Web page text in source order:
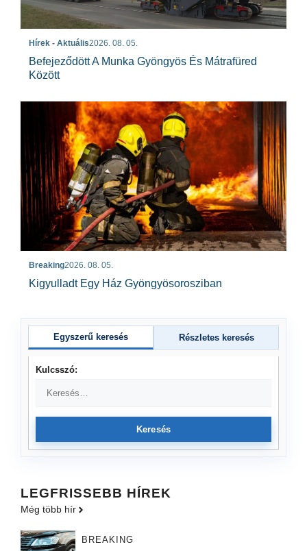
Hírek - Aktuális2026. 08. 05.
Befejeződött A Munka Gyöngyös És Mátrafüred
Között
Breaking2026. 08. 05.
Kigyulladt Egy Ház Gyöngyösorosziban
Egyszerű keresés Részletes keresés
Kulcsszó:
Keresés
LEGFRISSEBB HÍREK
Még több hír
BREAKING